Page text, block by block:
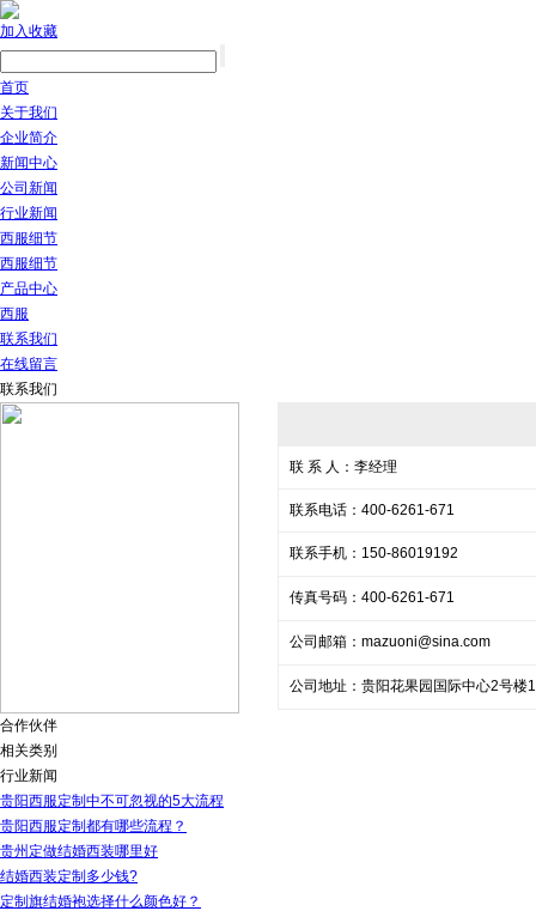
加入收藏
首页
关于我们
企业简介
新闻中心
公司新闻
行业新闻
西服细节
西服细节
产品中心
西服
联系我们
在线留言
联系我们
联 系 人：李经理
联系电话：400-6261-671
联系手机：150-86019192
传真号码：400-6261-671
公司邮箱： mazuoni@sina.com
公司地址：贵阳花果园国际中心2号楼
合作伙伴
相关类别
行业新闻
贵阳西服定制中不可忽视的5大流程
贵阳西服定制都有哪些流程？
贵州定做结婚西装哪里好
结婚西装定制多少钱?
定制旗结婚袍选择什么颜色好？